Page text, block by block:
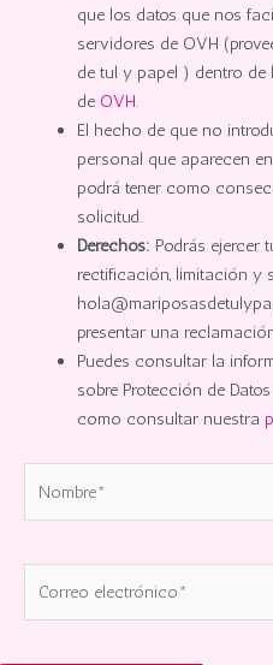
que los datos que nos
servidores de OVH
de tul y papel ) dentro de
de OVH.
El hecho de que no
personal que aparecen
podrá tener como
solicitud.
Derechos: Podrás ejercer
rectificación, limitación y
presentar una
Puedes consultar la
sobre Protección de
como consultar nuestra